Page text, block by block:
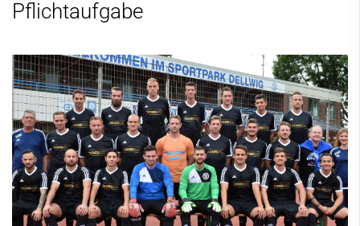
Pflichtaufgabe